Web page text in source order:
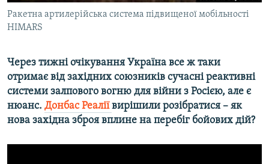
ІНФОГРАФІКА
ДОЛУЧАЙСЯ!
Усі сайти RFE/RL
Ракетна артилерійська система підвищеної мобільності
HIMARS
Через тижні очікування Україна все ж таки
отримає від західних союзників сучасні реактивні
системи залпового вогню для війни з Росією, але є
нюанс. Донбас Реаліївирішили розібратися – як
нова західна зброя вплине на перебіг бойових дій?